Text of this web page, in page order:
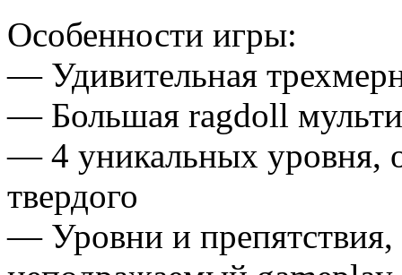
Особенности игры:
— Удивительная
— Большая ragdoll
— 4 уникальных уровня,
твердого
— Уровни и препятствия,